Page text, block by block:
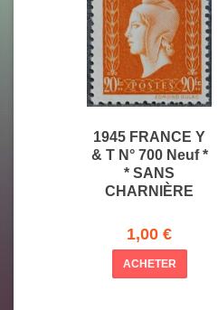
1945 FRANCE Y
& T N° 700 Neuf *
* SANS
CHARNIÈRE
1,00 €
ACHETER